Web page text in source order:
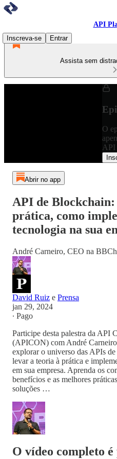
API
Inscreva-se
Entrar
Assista sem
O
API
Abrir no app
API de
prática, como
tecnologia na sua
André Carneiro, CEO na
David Ruiz e Prensa
jan 29, 2024
∙ Pago
Participe desta palestra da API
(APICON) com André
explorar o universo das APIs
levar a teoria à prática e
em sua empresa. Aprenda os
benefícios e as melhores
soluções …
O vídeo completo é